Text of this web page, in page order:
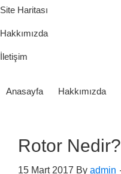
Site Haritası
Hakkımızda
İletişim
Anasayfa Hakkımızda
Rotor Nedir?
15 Mart 2017 By admin